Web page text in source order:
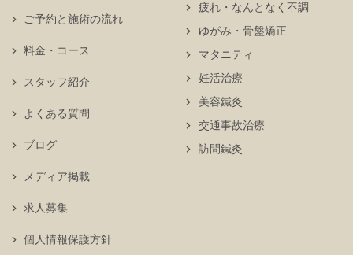
疲れ・なんとなく不調
ゆがみ・骨盤矯正
マタニティ
妊活治療
美容鍼灸
交通事故治療
訪問鍼灸
ご予約と施術の流れ
料金・コース
スタッフ紹介
よくある質問
ブログ
メディア掲載
求人募集
個人情報保護方針